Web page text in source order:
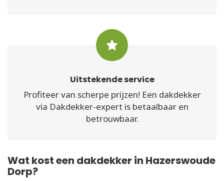
Uitstekende service
Profiteer van scherpe prijzen! Een dakdekker
via Dakdekker-expert is betaalbaar en
betrouwbaar.
Wat kost een dakdekker in Hazerswoude
Dorp?